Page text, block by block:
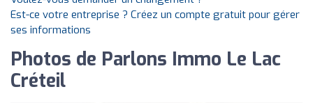
Est-ce votre entreprise ? Créez un compte gratuit pour gérer
ses informations
Photos de Parlons Immo Le Lac
Créteil